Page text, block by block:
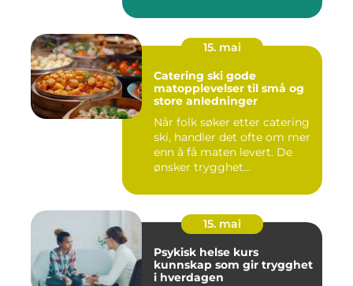
15. mai
Catering ski gode
matopplevelser til små og
store anledninger
Når folk søker etter catering
ski, handler det ofte om mer
enn å få maten levert. De
ønsker trygghet...
15. mai
Psykisk helse kurs
kunnskap som gir trygghet
i hverdagen